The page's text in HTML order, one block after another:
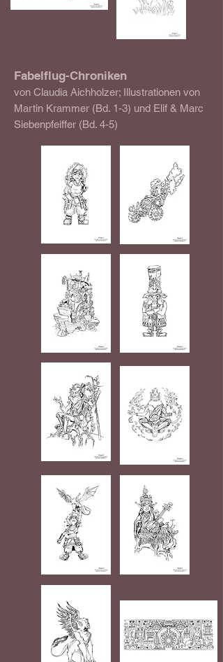
Fabelflug-Chroniken
von Claudia Aichholzer; Illustrationen von
Martin Krammer (Bd. 1-3) und Elif & Marc
Siebenpfeiffer (Bd. 4-5)